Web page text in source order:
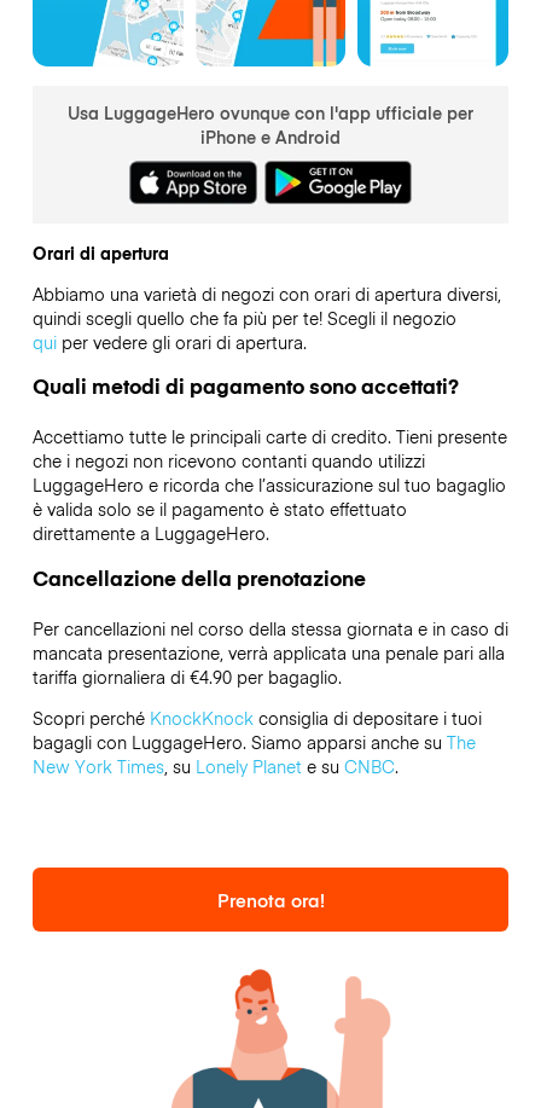
Usa LuggageHero ovunque con l'app ufficiale per
iPhone e Android
Orari di apertura
Abbiamo una varietà di negozi con orari di apertura diversi,
quindi scegli quello che fa più per te! Scegli il negozio
quiper vedere gli orari di apertura.
Quali metodi di pagamento sono accettati?
Accettiamo tutte le principali carte di credito. Tieni presente
che i negozi non ricevono contanti quando utilizzi
LuggageHero e ricorda che l’assicurazione sul tuo bagaglio
è valida solo se il pagamento è stato effettuato
direttamente a LuggageHero.
Cancellazione della prenotazione
Per cancellazioni nel corso della stessa giornata e in caso di
mancata presentazione, verrà applicata una penale pari alla
tariffa giornaliera di €4.90 per bagaglio.
Scopri perché KnockKnockconsiglia di depositare i tuoi
bagagli con LuggageHero. Siamo apparsi anche su The
New York Times, su Lonely Planete su CNBC.
Prenota ora!